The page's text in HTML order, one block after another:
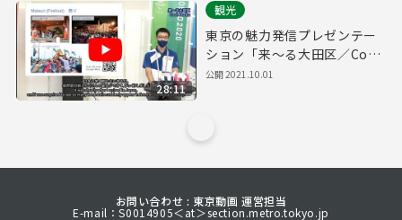
28:11
観光
東京の魅力発信プレゼンテー
ション「来～る大田区／Cool
Ota-ku」
公開2021.10.01
お問い合わせ : 東京動画 運営担当
E-mail：S0014905＜at＞section.metro.tokyo.jp